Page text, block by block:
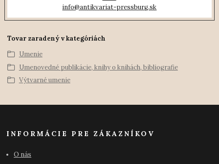
info@antikvariat-pressburg.sk
Tovar zaradený v kategóriách
Umenie
Umenovedné publikácie, knihy o knihách, bibliografie
Výtvarné umenie
INFORMÁCIE PRE ZÁKAZNÍKOV
O nás